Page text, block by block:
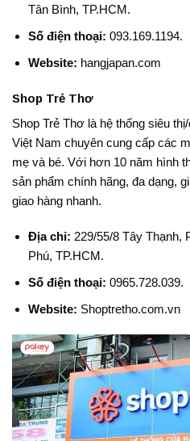
Tân Bình, TP.HCM .
Số điện thoại: 093.169.1194.
Website: hangjapan.com
Shop Trẻ Thơ
Shop Trẻ Thơ là hệ thống siêu
Việt Nam chuyên cung cấp các
mẹ và bé. Với hơn 10 năm hình
sản phẩm chính hãng, đa dạng,
giao hàng nhanh.
Địa chỉ: 229/55/8 Tây Thạnh,
Phú, TP.HCM.
Số điện thoại: 0965.728.039.
Website: Shoptretho.com.vn